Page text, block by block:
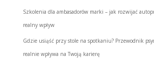
Szkolenia dla ambasadorów marki – jak rozwijać
realny wpływ
Gdzie usiąść przy stole na spotkaniu? Przewodnik
realnie wpływa na Twoją karierę